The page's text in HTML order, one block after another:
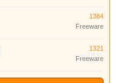
1384
Freeware
1321
Freeware